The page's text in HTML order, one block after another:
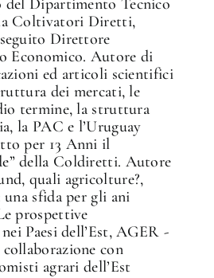
del Dipartimento Tecnico
Coltivatori Diretti,
Direttore
Economico. Autore di
ed articoli scientifici
dei mercati, le
termine, la struttura
la PAC e l’Uruguay
per 13 Anni il
della Coldiretti. Autore
quali agricolture?,
una sfida per gli ani
prospettive
Paesi dell’Est, AGER
con
agrari dell’Est